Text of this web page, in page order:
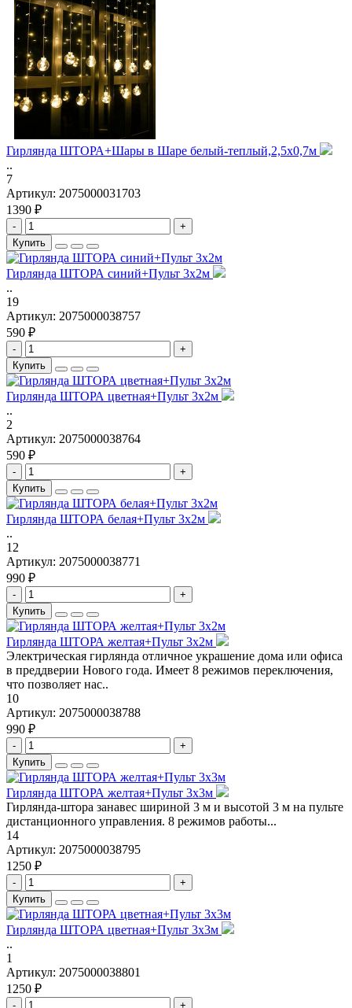
Гирлянда ШТОРА+Шары в Шаре белый-теплый,2,5х0,7м
..
7
Артикул: 2075000031703
1390 ₽
-
+
Купить
Гирлянда ШТОРА синий+Пульт 3х2м
..
19
Артикул: 2075000038757
590 ₽
-
+
Купить
Гирлянда ШТОРА цветная+Пульт 3х2м
..
2
Артикул: 2075000038764
590 ₽
-
+
Купить
Гирлянда ШТОРА белая+Пульт 3х2м
..
12
Артикул: 2075000038771
990 ₽
-
+
Купить
Гирлянда ШТОРА желтая+Пульт 3х2м
Электрическая гирлянда отличное украшение дома или офиса
в преддверии Нового года. Имеет 8 режимов переключения,
что позволяет нас..
10
Артикул: 2075000038788
990 ₽
-
+
Купить
Гирлянда ШТОРА желтая+Пульт 3х3м
Гирлянда-штора занавес шириной 3 м и высотой 3 м на пульте
дистанционного управления. 8 режимов работы...
14
Артикул: 2075000038795
1250 ₽
-
+
Купить
Гирлянда ШТОРА цветная+Пульт 3х3м
..
1
Артикул: 2075000038801
1250 ₽
- +